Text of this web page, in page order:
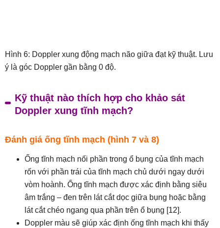
Hình 6: Doppler xung động mạch não giữa đạt kỹ thuật. Lưu
ý là góc Doppler gần bằng 0 độ.
Kỹ thuật nào thích hợp cho khảo sát
Doppler xung tĩnh mạch?
Đánh giá ống tĩnh mạch (hình 7 và 8)
Ống tĩnh mạch nối phần trong ổ bụng của tĩnh mạch
rốn với phần trái của tĩnh mạch chủ dưới ngay dưới
vòm hoành. Ống tĩnh mạch được xác định bằng siêu
âm trắng – đen trên lát cắt dọc giữa bụng hoặc bằng
lát cắt chéo ngang qua phần trên ổ bụng [12].
Doppler màu sẽ giúp xác định ống tĩnh mạch khi thấy